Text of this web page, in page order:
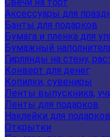
Аксессуары для
Банты для подарков
Бумага и пленка для
Бумажный
Гирлянды на стену,
Конверт для денег
Копилки, сувениры
Ленты выпускника,
Ленты для подарков
Наклейки для подарков
Открытки